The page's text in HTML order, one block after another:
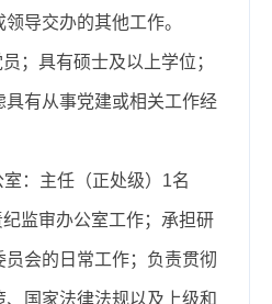
导交办的其他工作。
；具有硕士及以上学位；
具有从事党建或相关工作经
：主任（正处级）1名
监审办公室工作；承担研
会的日常工作；负责贯彻
国家法律法规以及上级和